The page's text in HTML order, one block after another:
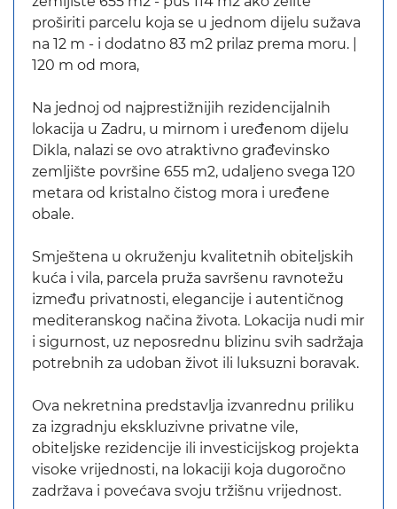
proširiti parcelu koja se u jednom dijelu sužava
na 12 m - i dodatno 83 m2 prilaz prema moru. |
120 m od mora,
Na jednoj od najprestižnijih rezidencijalnih
lokacija u Zadru, u mirnom i uređenom dijelu
Dikla, nalazi se ovo atraktivno građevinsko
zemljište površine 655 m2, udaljeno svega 120
metara od kristalno čistog mora i uređene
obale.
Smještena u okruženju kvalitetnih obiteljskih
kuća i vila, parcela pruža savršenu ravnotežu
između privatnosti, elegancije i autentičnog
mediteranskog načina života. Lokacija nudi mir
i sigurnost, uz neposrednu blizinu svih sadržaja
potrebnih za udoban život ili luksuzni boravak.
Ova nekretnina predstavlja izvanrednu priliku
za izgradnju ekskluzivne privatne vile,
obiteljske rezidencije ili investicijskog projekta
visoke vrijednosti, na lokaciji koja dugoročno
zadržava i povećava svoju tržišnu vrijednost.